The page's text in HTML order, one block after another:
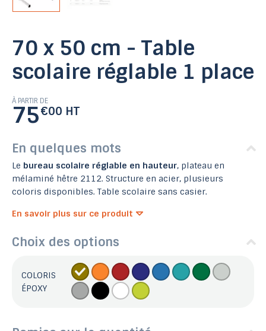
70 x 50 cm - Table
scolaire réglable 1 place
À PARTIR DE
75€00 HT
En quelques mots
Le bureau scolaire réglable en hauteur, plateau en
mélaminé hêtre 2112. Structure en acier, plusieurs
coloris disponibles. Table scolaire sans casier.
En savoir plus sur ce produit
Choix des options
COLORIS
ÉPOXY